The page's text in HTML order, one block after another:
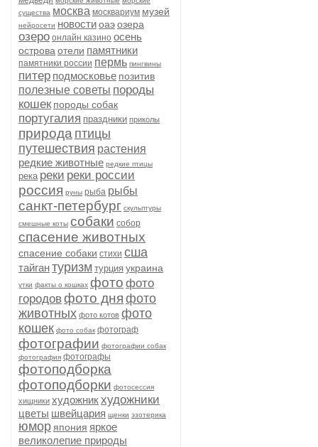
существа москва москвариум музей
нейросети новостиоаэозера
озеро онлайн казино осень
острова отели памятники
памятники россии пермь пингвины
питер подмосковье позитив
полезные советы породы
кошек породы собак
португалия праздники приколы
природа птицы
путешествия растения
редкие животные редкие птицы
река реки реки россии
россия руны рыба рыбы
санкт-петербург скульптуры
смешные коты собаки собор
спасение животных
спасение собаки стихи сша
тайгантуризм турция украина
утки факты о кошках фото фото
городовфото дня фото
животных фото котов фото
кошек фото собак фотограф
фотографии фотографии собак
фотография фотографы
фотоподборка
фотоподборки фотосессия
хищники художникхудожники
цветы швейцария щенки эзотерика
юмор япония яркое
великолепие природы